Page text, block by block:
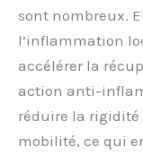
sont nombreux.
l’inflammation
accélérer la
action anti-
réduire la rigidité
mobilité, ce qui